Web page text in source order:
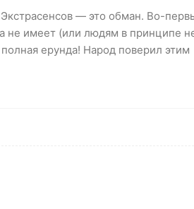
— это обман. Во-
не имеет (или людям в принципе
ерунда! Народ поверил этим